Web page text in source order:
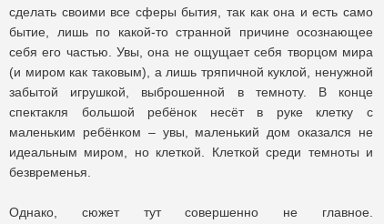
сделать своими все сферы бытия, так как она и есть само
бытие, лишь по какой-то странной причине осознающее
себя его частью. Увы, она не ощущает себя творцом мира
(и миром как таковым), а лишь тряпичной куклой, ненужной
забытой игрушкой, выброшенной в темноту. В конце
спектакля большой ребёнок несёт в руке клетку с
маленьким ребёнком – увы, маленький дом оказался не
идеальным миром, но клеткой. Клеткой среди темноты и
безвременья.
Однако, сюжет тут совершенно не главное.